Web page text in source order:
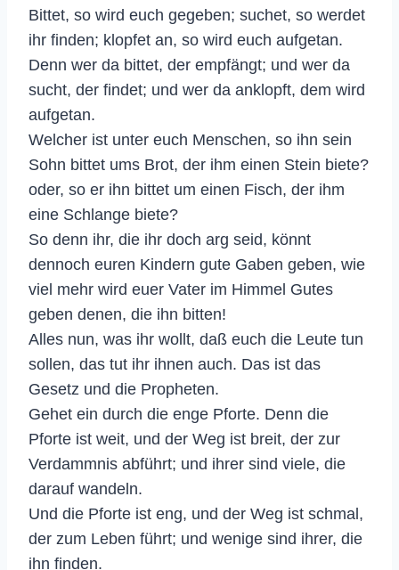
Bittet, so wird euch gegeben; suchet, so werdet
ihr finden; klopfet an, so wird euch aufgetan.
Denn wer da bittet, der empfängt; und wer da
sucht, der findet; und wer da anklopft, dem wird
aufgetan.
Welcher ist unter euch Menschen, so ihn sein
Sohn bittet ums Brot, der ihm einen Stein biete?
oder, so er ihn bittet um einen Fisch, der ihm
eine Schlange biete?
So denn ihr, die ihr doch arg seid, könnt
dennoch euren Kindern gute Gaben geben, wie
viel mehr wird euer Vater im Himmel Gutes
geben denen, die ihn bitten!
Alles nun, was ihr wollt, daß euch die Leute tun
sollen, das tut ihr ihnen auch. Das ist das
Gesetz und die Propheten.
Gehet ein durch die enge Pforte. Denn die
Pforte ist weit, und der Weg ist breit, der zur
Verdammnis abführt; und ihrer sind viele, die
darauf wandeln.
Und die Pforte ist eng, und der Weg ist schmal,
der zum Leben führt; und wenige sind ihrer, die
ihn finden.